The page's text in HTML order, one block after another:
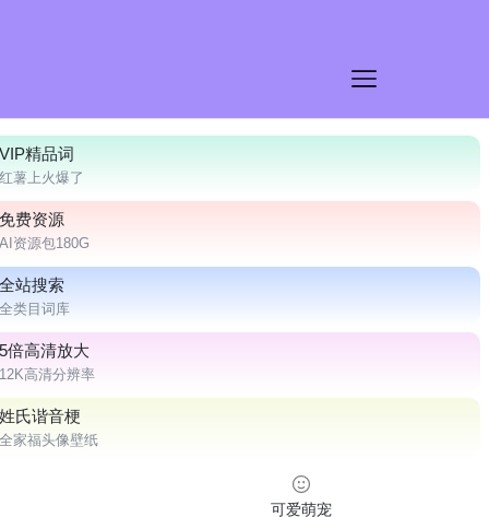
VIP精品词
红薯上火爆了
免费资源
AI资源包180G
全站搜索
全类目词库
5倍高清放大
12K高清分辨率
姓氏谐音梗
全家福头像壁纸
可爱萌宠